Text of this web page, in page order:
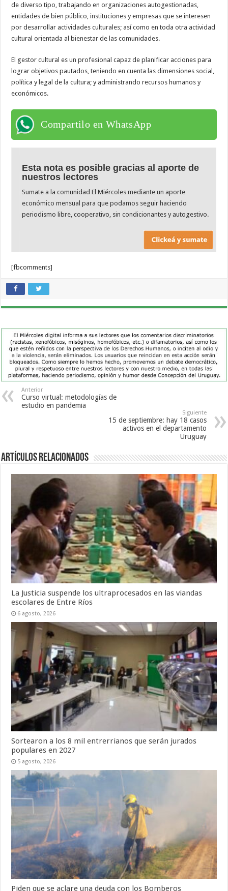
de diverso tipo, trabajando en organizaciones autogestionadas,
entidades de bien público, instituciones y empresas que se interesen
por desarrollar actividades culturales; así como en toda otra actividad
cultural orientada al bienestar de las comunidades.
El gestor cultural es un profesional capaz de planificar acciones para
lograr objetivos pautados, teniendo en cuenta las dimensiones social,
política y legal de la cultura; y administrando recursos humanos y
económicos.
Compartilo en WhatsApp
Esta nota es posible gracias al aporte de
nuestros lectores
Sumate a la comunidad El Miércoles mediante un aporte
económico mensual para que podamos seguir haciendo
periodismo libre, cooperativo, sin condicionantes y autogestivo.
[fbcomments]
Anterior
Curso virtual: metodologías de
estudio en pandemia
Siguiente
15 de septiembre: hay 18 casos
activos en el departamento
Uruguay
Artículos Relacionados
La Justicia suspende los ultraprocesados en las viandas
escolares de Entre Ríos
6 agosto, 2026
Sortearon a los 8 mil entrerrianos que serán jurados
populares en 2027
5 agosto, 2026
Piden que se aclare una deuda con los Bomberos